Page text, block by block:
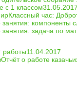
с 1 классом31.05.2017
Классный час:
работы11.04.2017
Отчёт о работе